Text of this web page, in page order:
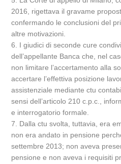
2016, rigettava il gravame
confermando le conclusioni del
altre motivazioni.
6. I giudici di seconde cure
dell’appellante Banca che, nel
non limitare l’accertamento alla
accertare l’effettiva posizione
assistenziale mediante ctu
sensi dell’articolo 210 c.p.c.,
e interrogatorio formale.
7. Dalla ctu svolta, tuttavia, era
non era andato in pensione
settembre 2013; non aveva
pensione e non aveva i requisiti